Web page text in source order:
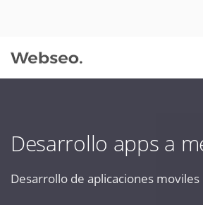
Desarrollo apps a
Desarrollo de aplicaciones moviles
09:30 AM A 18:30 PM
soporte@webseo.cl